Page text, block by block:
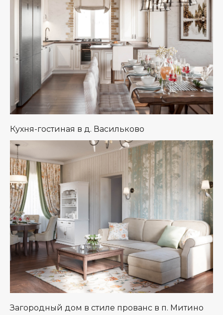
Кухня-гостиная в д. Васильково
Загородный дом в стиле прованс в п. Митино